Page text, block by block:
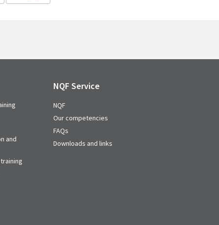
and
NQF Service
NQF
Our competencies
FAQs
Downloads and links